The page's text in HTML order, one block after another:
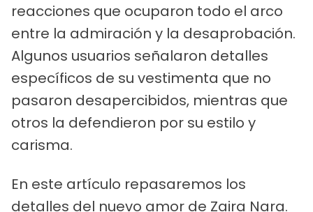
reacciones que ocuparon todo el arco
entre la admiración y la desaprobación.
Algunos usuarios señalaron detalles
específicos de su vestimenta que no
pasaron desapercibidos, mientras que
otros la defendieron por su estilo y
carisma.
En este artículo repasaremos los
detalles del nuevo amor de Zaira Nara.